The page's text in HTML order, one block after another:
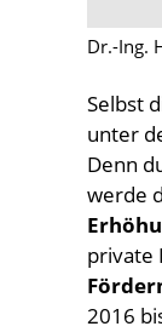
Dr.-Ing.
Selbst
unter
Denn
werde
private
2016